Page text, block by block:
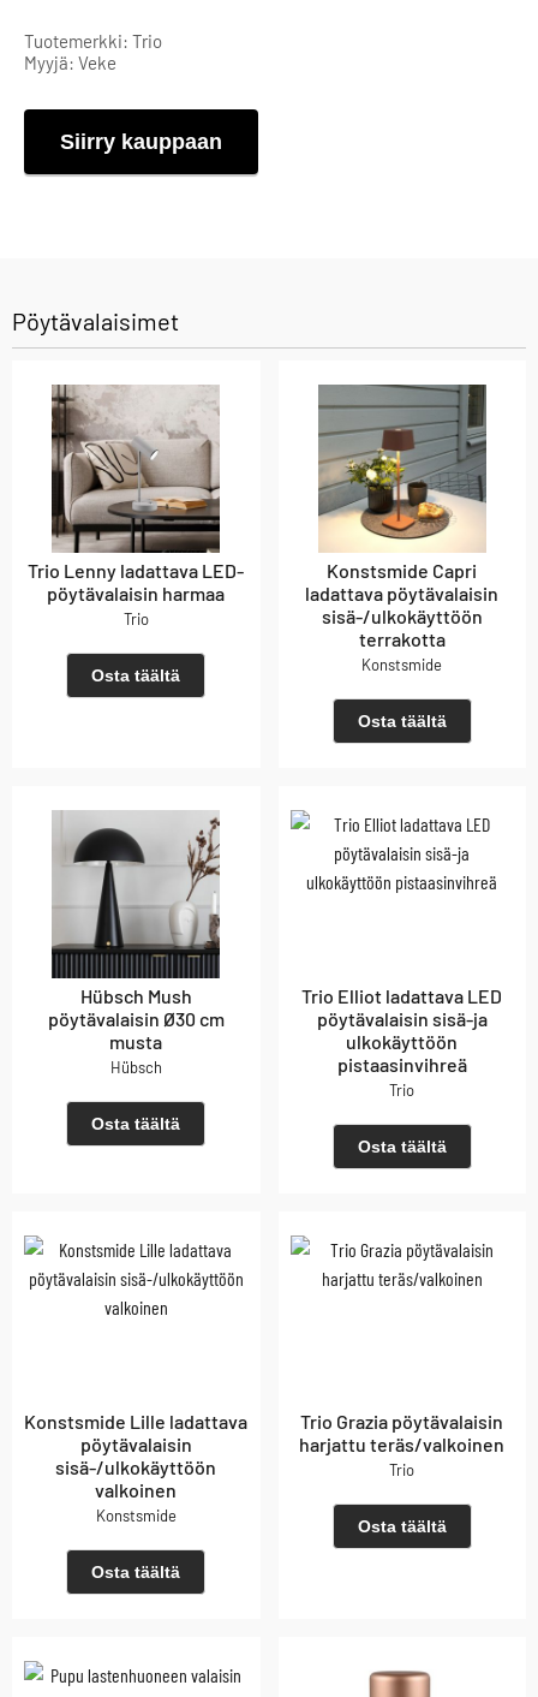
Tuotemerkki: Trio
Myyjä: Veke
Siirry kauppaan
Pöytävalaisimet
Trio Lenny ladattava LED-
pöytävalaisin harmaa
Trio
Osta täältä
Konstsmide Capri
ladattava pöytävalaisin
sisä-/ulkokäyttöön
terrakotta
Konstsmide
Osta täältä
Hübsch Mush
pöytävalaisin Ø30 cm
musta
Hübsch
Osta täältä
Trio Elliot ladattava LED
pöytävalaisin sisä-ja
ulkokäyttöön
pistaasinvihreä
Trio
Osta täältä
Konstsmide Lille ladattava
pöytävalaisin
sisä-/ulkokäyttöön
valkoinen
Konstsmide
Osta täältä
Trio Grazia pöytävalaisin
harjattu teräs/valkoinen
Trio
Osta täältä